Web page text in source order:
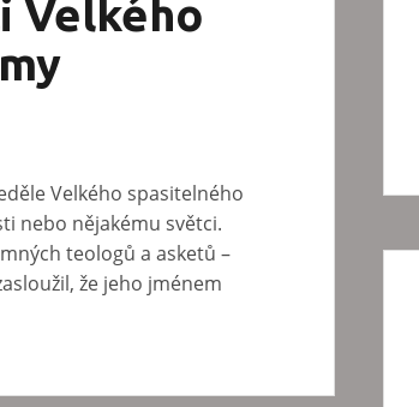
Velkého
Velkého spasitelného
nebo nějakému světci.
teologů a asketů –
že jeho jménem